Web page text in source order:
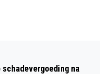
schadevergoeding na